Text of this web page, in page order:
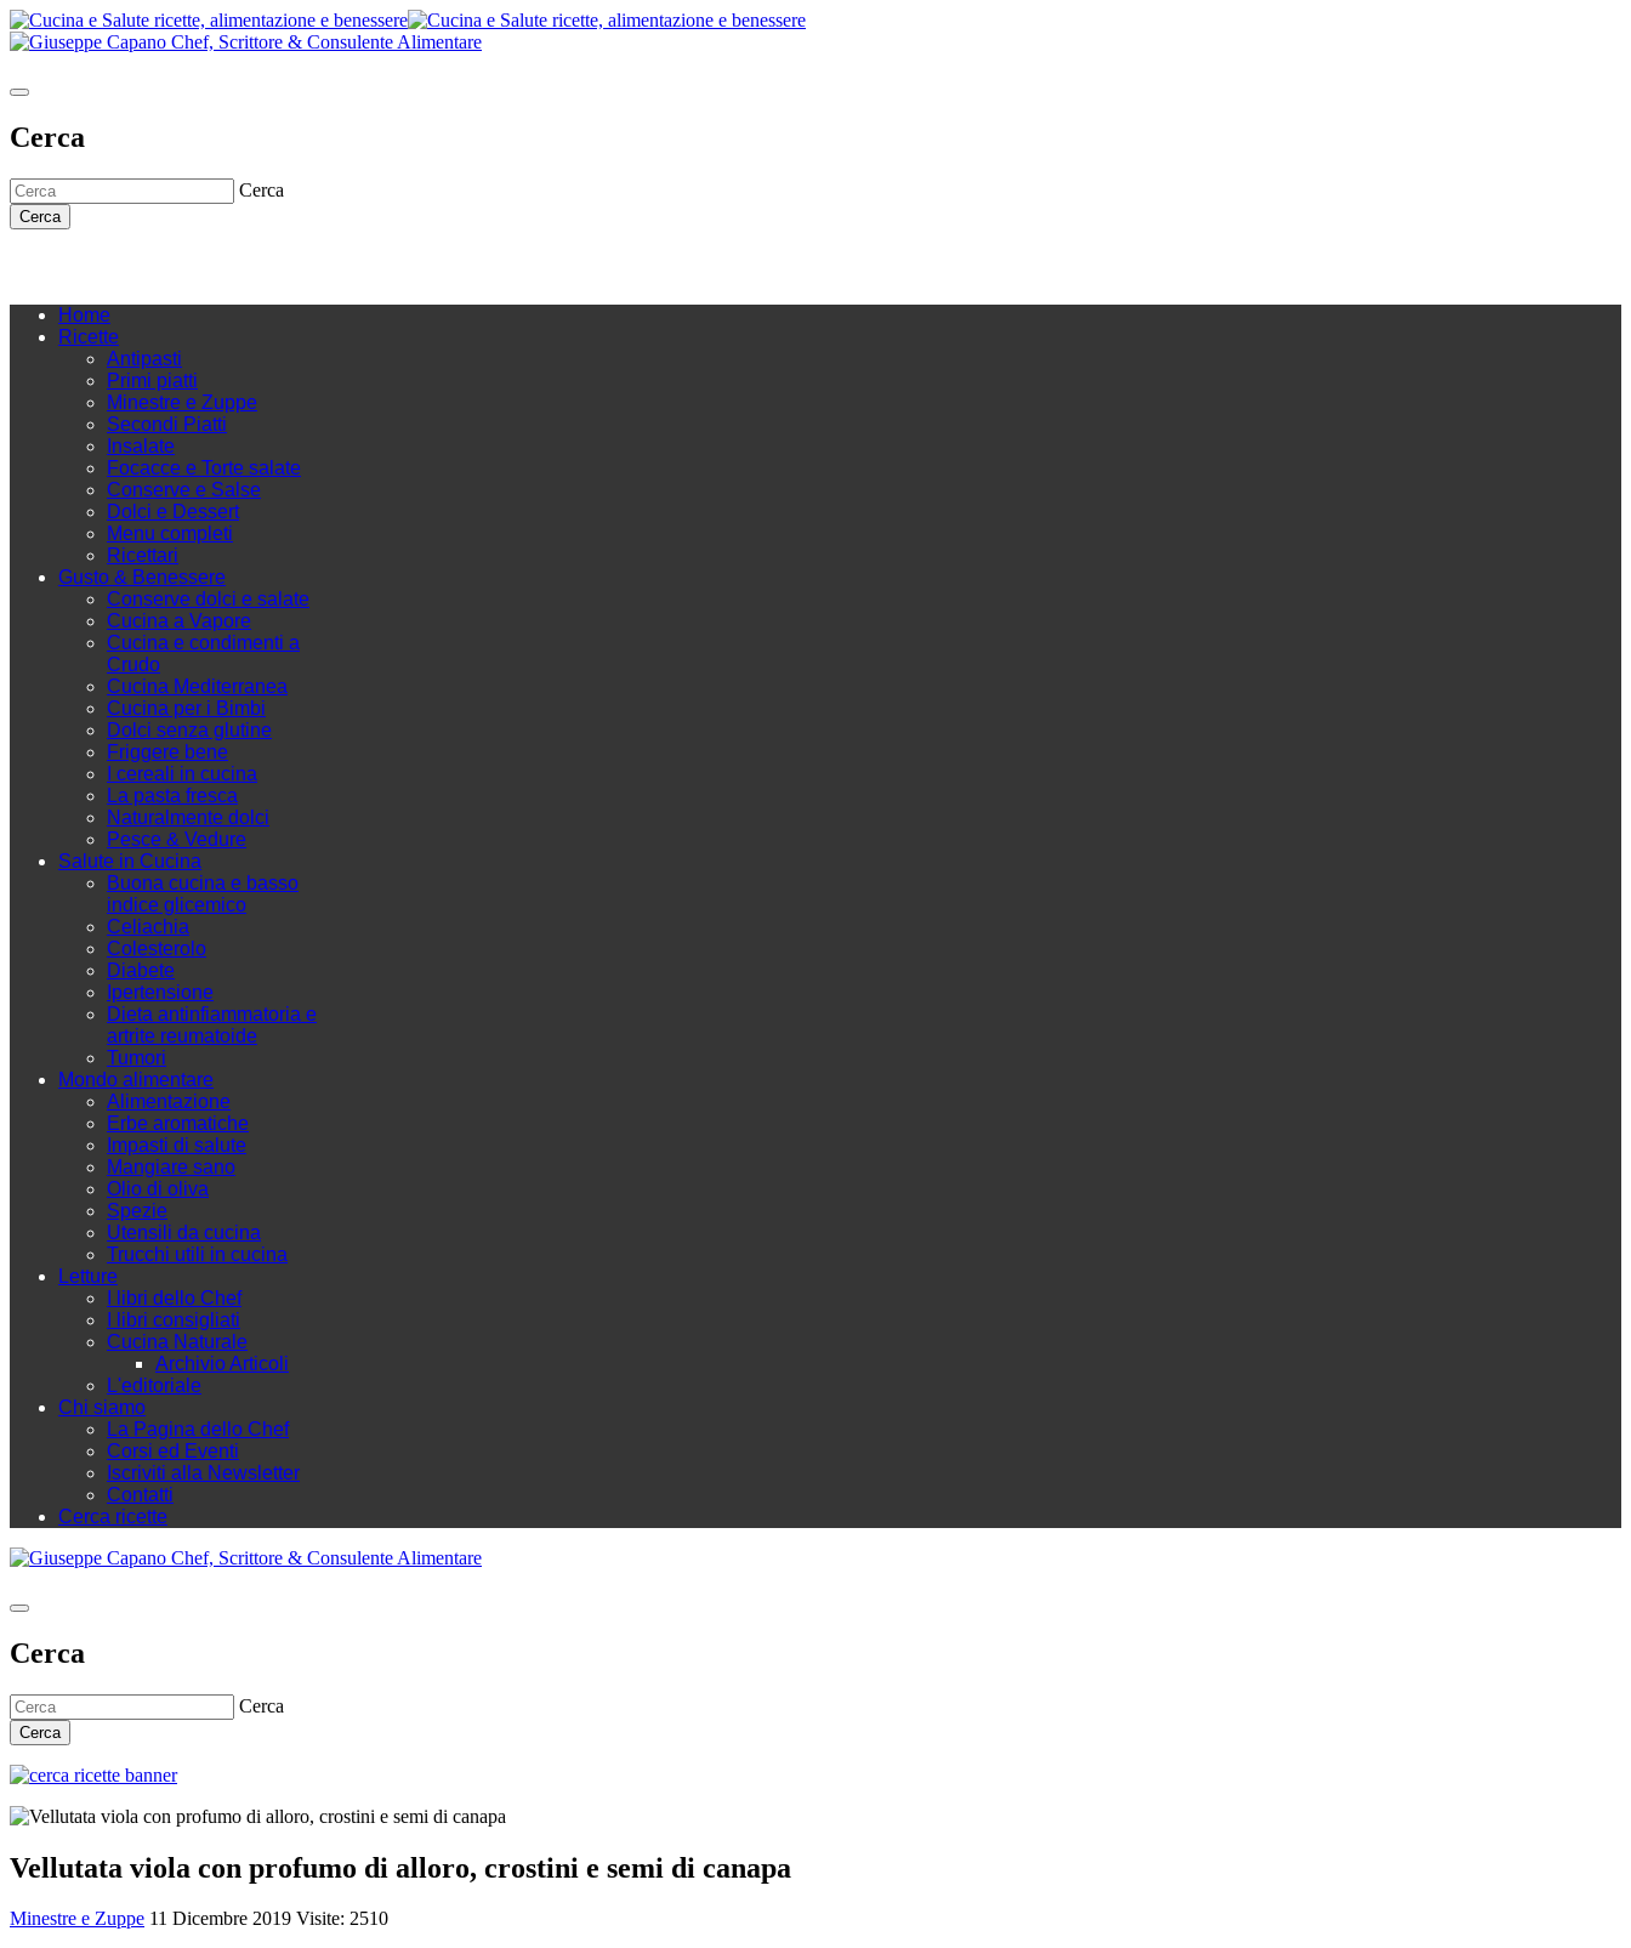
Cerca
Cerca
Cerca
Home
Ricette
Antipasti
Primi piatti
Minestre e Zuppe
Secondi Piatti
Insalate
Focacce e Torte salate
Conserve e Salse
Dolci e Dessert
Menu completi
Ricettari
Gusto & Benessere
Conserve dolci e salate
Cucina a Vapore
Cucina e condimenti a
Crudo
Cucina Mediterranea
Cucina per i Bimbi
Dolci senza glutine
Friggere bene
I cereali in cucina
La pasta fresca
Naturalmente dolci
Pesce & Vedure
Salute in Cucina
Buona cucina e basso
indice glicemico
Celiachia
Colesterolo
Diabete
Ipertensione
Dieta antinfiammatoria e
artrite reumatoide
Tumori
Mondo alimentare
Alimentazione
Erbe aromatiche
Impasti di salute
Mangiare sano
Olio di oliva
Spezie
Utensili da cucina
Trucchi utili in cucina
Letture
I libri dello Chef
I libri consigliati
Cucina Naturale
Archivio Articoli
L'editoriale
Chi siamo
La Pagina dello Chef
Corsi ed Eventi
Iscriviti alla Newsletter
Contatti
Cerca ricette
Cerca
Cerca
Cerca
Vellutata viola con profumo di alloro, crostini e semi di canapa
Minestre e Zuppe 11 Dicembre 2019 Visite: 2510